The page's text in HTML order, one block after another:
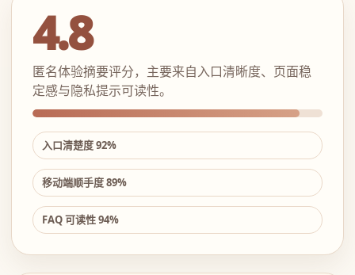
4.8
匿名体验摘要评分，主要来自入口清晰度、页面稳
定感与隐私提示可读性。
入口清楚度 92%
移动端顺手度 89%
FAQ 可读性 94%